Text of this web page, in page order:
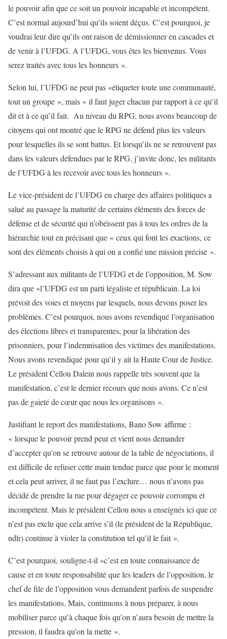
le pouvoir afin que ce soit un pouvoir incapable et incompétent.
C’est normal aujourd’hui qu’ils soient déçus. C’est pourquoi, je
voudrai leur dire qu’ils ont raison de démissionner en cascades et
de venir à l’UFDG. A l’UFDG, vous êtes les bienvenus. Vous
serez traités avec tous les honneurs ».
Selon lui, l’UFDG ne peut pas «étiqueter toute une communauté,
tout un groupe », mais « il faut juger chacun par rapport à ce qu’il
dit et à ce qu’il fait. Au niveau du RPG, nous avons beaucoup de
citoyens qui ont montré que le RPG ne défend plus les valeurs
pour lesquelles ils se sont battus. Et lorsqu’ils ne se retrouvent pas
dans les valeurs défendues par le RPG, j’invite donc, les militants
de l’UFDG à les recevoir avec tous les honneurs ».
Le vice-président de l’UFDG en charge des affaires politiques a
salué au passage la maturité de certains éléments des forces de
défense et de sécurité qui n’obéissent pas à tous les ordres de la
hiérarchie tout en précisant que « ceux qui font les exactions, ce
sont des éléments choisis à qui on a confié une mission précise ».
S’adressant aux militants de l’UFDG et de l’opposition, M. Sow
dira que «l’UFDG est un parti légaliste et républicain. La loi
prévoit des voies et moyens par lesquels, nous devons poser les
problèmes. C’est pourquoi, nous avons revendiqué l’organisation
des élections libres et transparentes, pour la libération des
prisonniers, pour l’indemnisation des victimes des manifestations.
Nous avons revendiqué pour qu’il y ait la Haute Cour de Justice.
Le président Cellou Dalein nous rappelle très souvent que la
manifestation, c’est le dernier recours que nous avons. Ce n’est
pas de gaieté de cœur que nous les organisons ».
Justifiant le report des manifestations, Bano Sow affirme :
« lorsque le pouvoir prend peur et vient nous demander
d’accepter qu’on se retrouve autour de la table de négociations, il
est difficile de refuser cette main tendue parce que pour le moment
et cela peut arriver, il ne faut pas l’exclure… nous n’avons pas
décidé de prendre la rue pour dégager ce pouvoir corrompu et
incompétent. Mais le président Cellou nous a enseignés ici que ce
n’est pas exclu que cela arrive s’il (le président de la République,
ndlr) continue à violer la constitution tel qu’il le fait ».
C’est pourquoi, souligne-t-il «c’est en toute connaissance de
cause et en toute responsabilité que les leaders de l’opposition, le
chef de file de l’opposition vous demandent parfois de suspendre
les manifestations. Mais, continuons à nous préparer, à nous
mobiliser parce qu’à chaque fois qu’on n’aura besoin de mettre la
pression, il faudra qu’on la mette ».